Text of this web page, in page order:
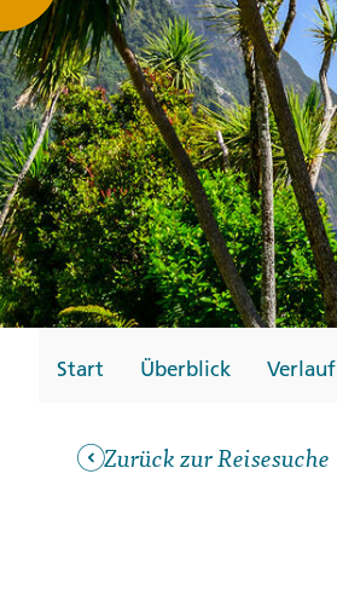
Start Überblick Verlauf
Zurück zur Reisesuche